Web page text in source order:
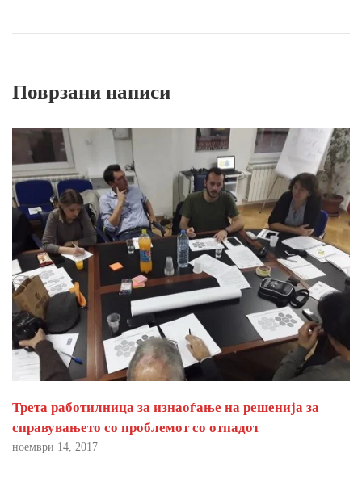
Поврзани написи
Трета работилница за изнаоѓање на решенија за
справувањето со проблемот со отпадот
ноември 14, 2017